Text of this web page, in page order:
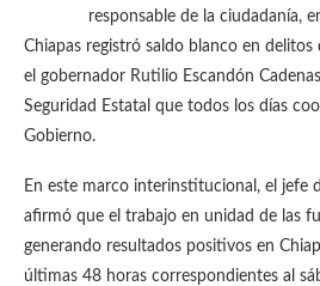
responsable de la ciudadanía,
Chiapas registró saldo blanco en
el gobernador Rutilio Escandón
Seguridad Estatal que todos los días
Gobierno.
En este marco interinstitucional, el jefe
afirmó que el trabajo en unidad de las
generando resultados positivos en
últimas 48 horas correspondientes al